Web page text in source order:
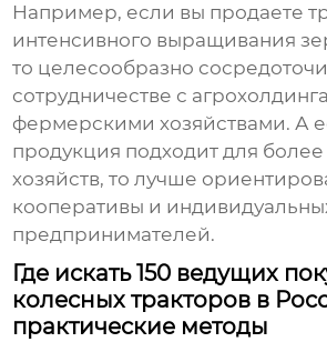
Например, если вы продаете
интенсивного выращивания
то целесообразно
сотрудничестве с
фермерскими хозяйствами. А
продукция подходит для
хозяйств, то лучше
кооперативы и
предпринимателей.
Где искать 150 ведущих
колесных тракторов в
практические методы